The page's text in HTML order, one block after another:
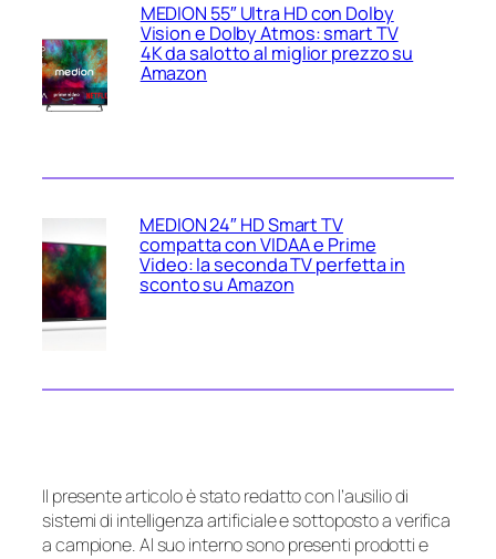
MEDION 55″ Ultra HD con Dolby
Vision e Dolby Atmos: smart TV
4K da salotto al miglior prezzo su
Amazon
MEDION 24″ HD Smart TV
compatta con VIDAA e Prime
Video: la seconda TV perfetta in
sconto su Amazon
Il presente articolo è stato redatto con l’ausilio di
sistemi di intelligenza artificiale e sottoposto a verifica
a campione. Al suo interno sono presenti prodotti e